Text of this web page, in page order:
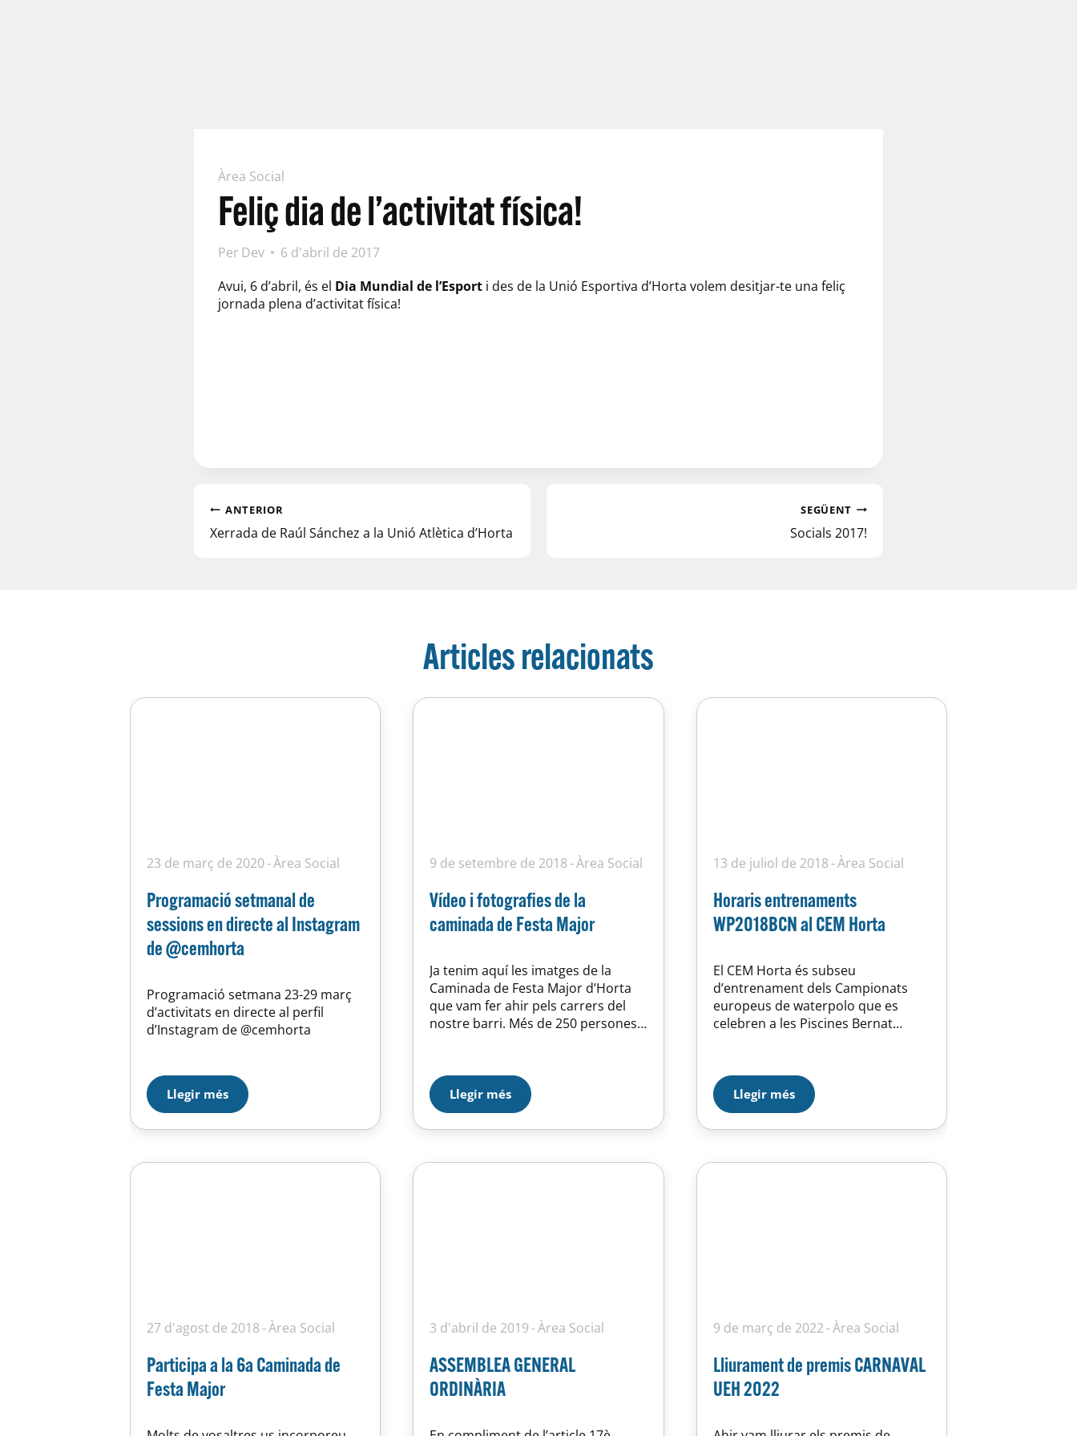
Àrea Social
Feliç dia de l’activitat física!
Per Dev
6 d'abril de 2017
Avui, 6 d’abril, és el Dia Mundial de l’Esport i des de la Unió Esportiva d’Horta volem desitjar-te una feliç
jornada plena d’activitat física!
ANTERIOR
Xerrada de Raúl Sánchez a la Unió Atlètica d’Horta
SEGÜENT
Socials 2017!
Articles relacionats
23 de març de 2020 Àrea Social
Programació setmanal de
sessions en directe al Instagram
de @cemhorta
Programació setmana 23-29 març
d’activitats en directe al perfil
d’Instagram de @cemhorta
Llegir més
9 de setembre de 2018 Àrea Social
Vídeo i fotografies de la
caminada de Festa Major
Ja tenim aquí les imatges de la
Caminada de Festa Major d’Horta
que vam fer ahir pels carrers del
nostre barri. Més de 250 persones
UEC Horta. Recordem que es
tracta d’una iniciativa solidària ja
que tota la recaptació va destinada
a La Marató de TV3…
Llegir més
13 de juliol de 2018 Àrea Social
Horaris entrenaments
WP2018BCN al CEM Horta
El CEM Horta és subseu
d’entrenament dels Campionats
europeus de waterpolo que es
celebren a les Piscines Bernat
per demà dissabte, primer dia de
competició, a les nostres
instal·lacions.
Llegir més
27 d'agost de 2018 Àrea Social
Participa a la 6a Caminada de
Festa Major
3 d'abril de 2019 Àrea Social
ASSEMBLEA GENERAL
ORDINÀRIA
9 de març de 2022 Àrea Social
Lliurament de premis CARNAVAL
UEH 2022